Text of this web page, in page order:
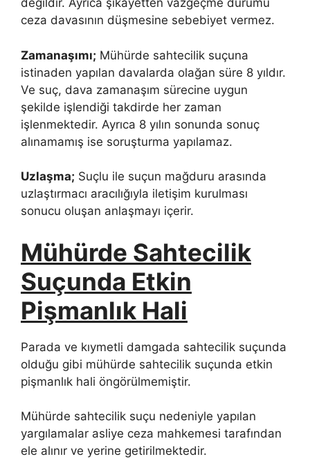
değildir. Ayrıca şikayetten vazgeçme durumu
ceza davasının düşmesine sebebiyet vermez.
Zamanaşımı; Mühürde sahtecilik suçuna
istinaden yapılan davalarda olağan süre 8 yıldır.
Ve suç, dava zamanaşım sürecine uygun
şekilde işlendiği takdirde her zaman
işlenmektedir. Ayrıca 8 yılın sonunda sonuç
alınamamış ise soruşturma yapılamaz.
Uzlaşma; Suçlu ile suçun mağduru arasında
uzlaştırmacı aracılığıyla iletişim kurulması
sonucu oluşan anlaşmayı içerir.
Mühürde Sahtecilik
Suçunda Etkin
Pişmanlık Hali
Parada ve kıymetli damgada sahtecilik suçunda
olduğu gibi mühürde sahtecilik suçunda etkin
pişmanlık hali öngörülmemiştir.
Mühürde sahtecilik suçu nedeniyle yapılan
yargılamalar asliye ceza mahkemesi tarafından
ele alınır ve yerine getirilmektedir.